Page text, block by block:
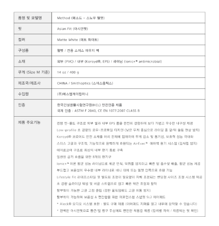
다이아몬드
185,270원 (추가할인 3% / 추가적립 3%)
183,360원 (추가할인 4% / 추가적립 3%)